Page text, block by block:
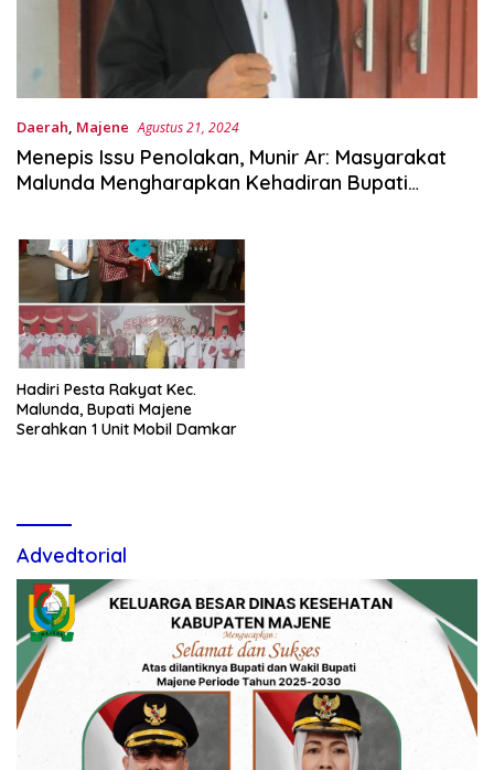
Daerah, Majene Agustus 21, 2024
Menepis Issu Penolakan, Munir Ar: Masyarakat
Malunda Mengharapkan Kehadiran Bupati
Hadiri Pesta Rakyat Kec.
Malunda, Bupati Majene
Serahkan 1 Unit Mobil Damkar
Advedtorial